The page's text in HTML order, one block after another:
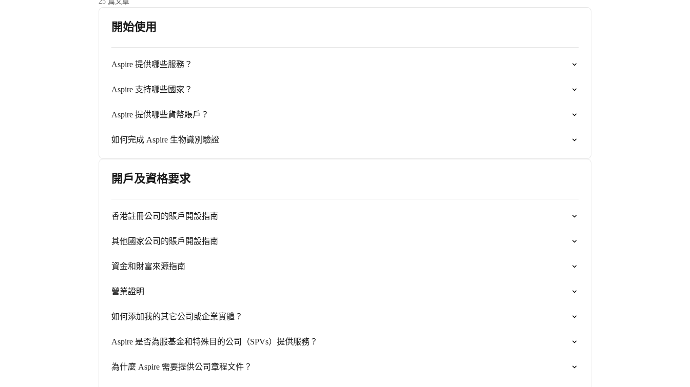
開始使用
Aspire 提供哪些服務？
Aspire 支持哪些國家？
Aspire 提供哪些貨幣賬戶？
如何完成 Aspire 生物識別驗證
開戶及資格要求
香港註冊公司的賬戶開設指南
其他國家公司的賬戶開設指南
資金和財富來源指南
營業證明
如何添加我的其它公司或企業實體？
Aspire 是否為服基金和特殊目的公司（SPVs）提供服務？
為什麼 Aspire 需要提供公司章程文件？